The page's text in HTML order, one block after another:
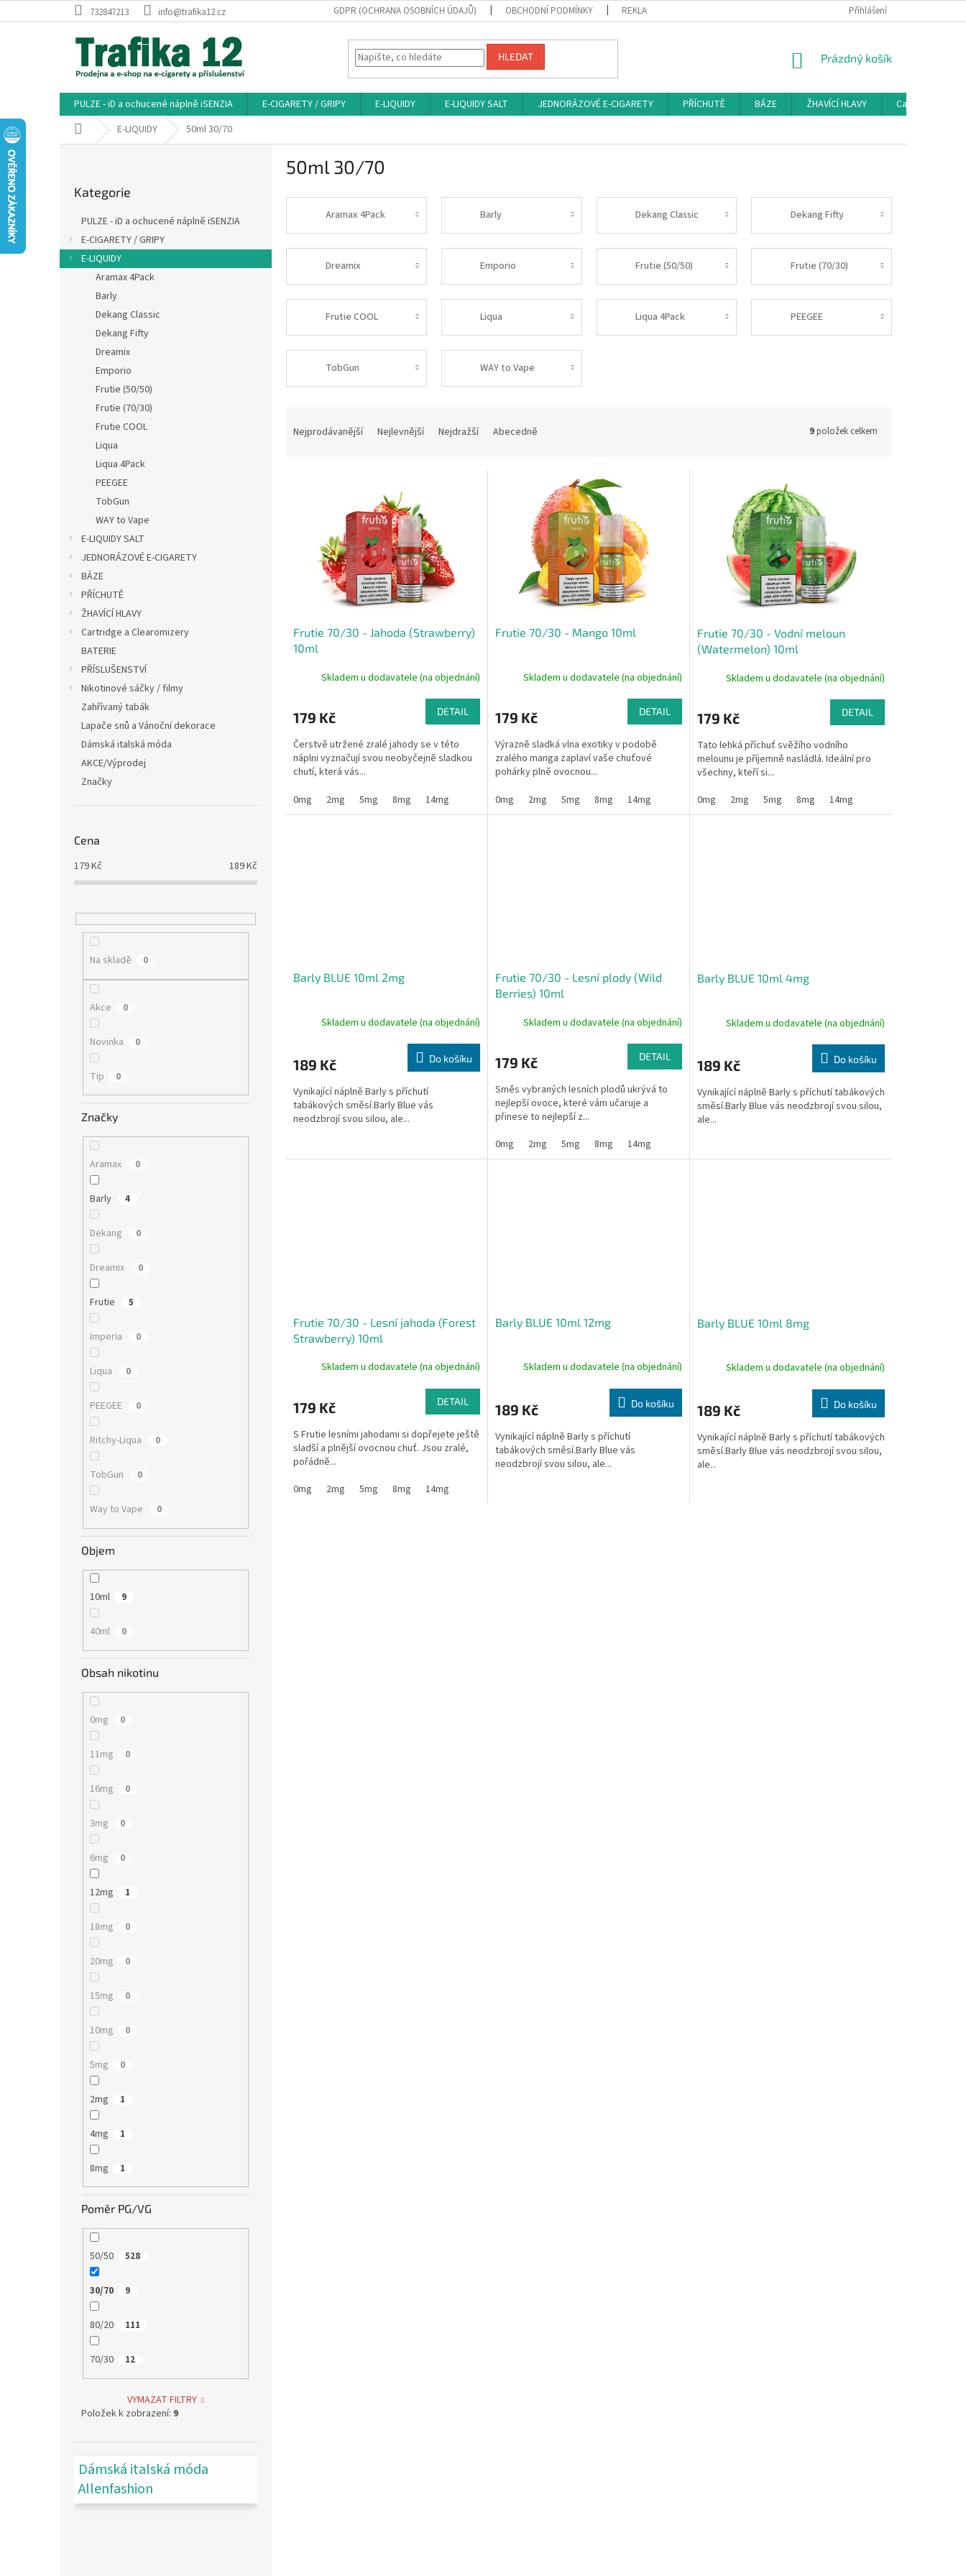
na
732847213 info@trafika12.cz GDPR (OCHRANA OSOBNÍCH ÚDAJŮ) OBCHODNÍ PODMÍNKY REKLAMAČNÍ ŘÁD HODNOCENÍ OBCHODU
Přihlášení
HLEDAT
NÁKUPNÍ
Prázdný košík
PULZE - iD a ochucené náplně iSENZIA E-CIGARETY / GRIPY E-LIQUIDY E-LIQUIDY SALT JEDNORÁZOVÉ E-CIGARETY PŘÍCHUTĚ BÁZE ŽHAVÍCÍ HLAVY
Cartridge a
Domů E-LIQUIDY 50ml 30/70
n
kategorie
Kategorie
PULZE - iD a ochucené náplně iSENZIA
E-CIGARETY / GRIPY
E-LIQUIDY
Aramax 4Pack
Barly
Dekang Classic
Dekang Fifty
Dreamix
Emporio
Frutie (50/50)
Frutie (70/30)
Frutie COOL
Liqua
Liqua 4Pack
PEEGEE
TobGun
WAY to Vape
E-LIQUIDY SALT
JEDNORÁZOVÉ E-CIGARETY
BÁZE
PŘÍCHUTĚ
ŽHAVÍCÍ HLAVY
Cartridge a Clearomizery
BATERIE
PŘÍSLUŠENSTVÍ
Nikotinové sáčky / filmy
Zahřívaný tabák
Lapače snů a Vánoční dekorace
Dámská italská móda
AKCE/Výprodej
Značky
Cena
179Kč 189Kč
Na skladě 0
Akce 0
Novinka 0
Tip 0
Značky
Aramax 0
Barly 4
Dekang 0
Dreamix 0
Frutie 5
Imperia 0
Liqua 0
PEEGEE 0
Ritchy-Liqua 0
TobGun 0
Way to Vape 0
Objem
10ml 9
40ml 0
Obsah nikotinu
0mg 0
11mg 0
16mg 0
3mg 0
6mg 0
12mg 1
18mg 0
20mg 0
15mg 0
10mg 0
5mg 0
2mg 1
4mg 1
8mg 1
Poměr PG/VG
50/50 528
30/70 9
80/20 111
70/30 12
VYMAZAT FILTRY
Položek k zobrazení: 9
Dámská italská móda
Allenfashion
50ml 30/70
Aramax 4Pack Barly Dekang Classic Dekang Fifty
Dreamix Emporio Frutie (50/50) Frutie (70/30)
Frutie COOL Liqua Liqua 4Pack PEEGEE
TobGun WAY to Vape
Nejprodávanější Nejlevnější Nejdražší Abecedně 9položek celkem
Frutie 70/30 - Jahoda (Strawberry)
10ml
Skladem u dodavatele (na objednání)
179 Kč DETAIL
Čerstvě utržené zralé jahody se v této
náplni vyznačují svou neobyčejně sladkou
chutí, která vás...
0mg
2mg 5mg 8mg 14mg
Frutie 70/30 - Mango 10ml
Skladem u dodavatele (na objednání)
179 Kč DETAIL
Výrazně sladká vlna exotiky v podobě
zralého manga zaplaví vaše chuťové
pohárky plně ovocnou...
0mg
2mg 5mg 8mg 14mg
Frutie 70/30 - Vodní meloun
(Watermelon) 10ml
Skladem u dodavatele (na objednání)
179 Kč DETAIL
Tato lehká příchuť svěžího vodního
melounu je příjemně nasládlá. Ideální pro
všechny, kteří si...
0mg
2mg 5mg 8mg 14mg
Barly BLUE 10ml 2mg
Skladem u dodavatele (na objednání)
189 Kč Do košíku
Vynikající náplně Barly s příchutí
tabákových směsí.Barly Blue vás
neodzbrojí svou silou, ale...
Frutie 70/30 - Lesní plody (Wild
Berries) 10ml
Skladem u dodavatele (na objednání)
179 Kč DETAIL
Směs vybraných lesních plodů ukrývá to
nejlepší ovoce, které vám učaruje a
přinese to nejlepší z...
0mg
2mg 5mg 8mg 14mg
Barly BLUE 10ml 4mg
Skladem u dodavatele (na objednání)
189 Kč Do košíku
Vynikající náplně Barly s příchutí tabákových
směsí.Barly Blue vás neodzbrojí svou silou,
ale...
Frutie 70/30 - Lesní jahoda (Forest
Strawberry) 10ml
Skladem u dodavatele (na objednání)
179 Kč DETAIL
S Frutie lesními jahodami si dopřejete ještě
sladší a plnější ovocnou chuť. Jsou zralé,
pořádně...
0mg
2mg 5mg 8mg 14mg
Barly BLUE 10ml 12mg
Skladem u dodavatele (na objednání)
189 Kč Do košíku
Vynikající náplně Barly s příchutí
tabákových směsí.Barly Blue vás
neodzbrojí svou silou, ale...
Barly BLUE 10ml 8mg
Skladem u dodavatele (na objednání)
189 Kč Do košíku
Vynikající náplně Barly s příchutí tabákových
směsí.Barly Blue vás neodzbrojí svou silou,
ale...